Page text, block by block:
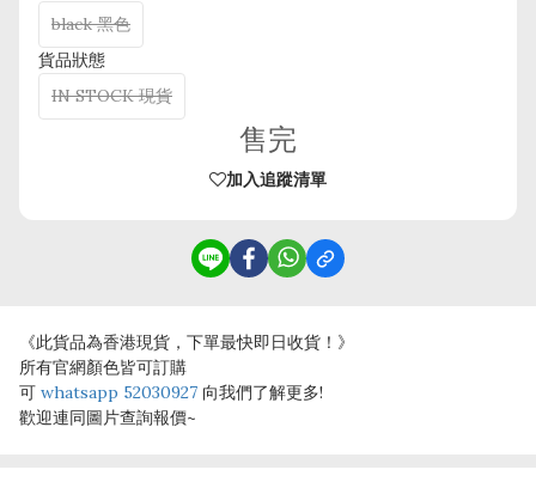
black 黑色
貨品狀態
IN STOCK 現貨
售完
加入追蹤清單
《此貨品為香港現貨，下單最快即日收貨！》
所有官網顏色皆可訂購
可 whatsapp 52030927 向我們了解更多!
歡迎連同圖片查詢報價~